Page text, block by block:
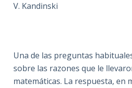
V. Kandinski
Una de las preguntas
sobre las razones que le
matemáticas. La respuesta, en